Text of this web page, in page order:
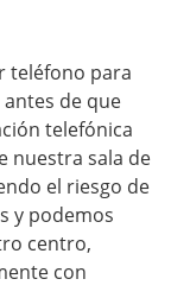
teléfono para
de que
telefónica
nuestra sala de
el riesgo de
y podemos
centro,
con